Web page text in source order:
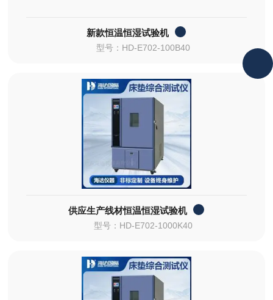
新款恒温恒湿试验机
型号：HD-E702-100B40
供应生产线材恒温恒湿试验机
型号：HD-E702-1000K40